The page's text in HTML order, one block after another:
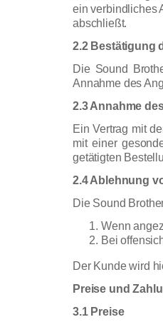
ein verbindliches
abschließt.
2.2 Bestätigung
Die Sound
Annahme des
2.3 Annahme
Ein Vertrag mit
mit einer
getätigten
2.4 Ablehnung
Die Sound
Wenn
Bei
Der Kunde wird
Preise und
3.1 Preise